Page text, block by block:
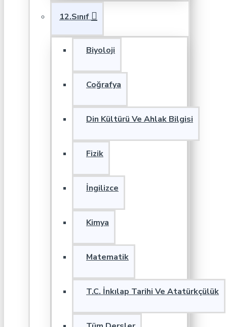
12.Sınıf
Biyoloji
Coğrafya
Din Kültürü Ve Ahlak Bilgisi
Fizik
İngilizce
Kimya
Matematik
T.C. İnkılap Tarihi Ve Atatürkçülük